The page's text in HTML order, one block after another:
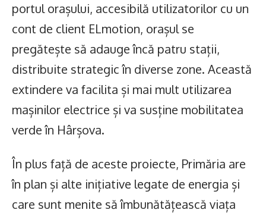
portul orașului, accesibilă utilizatorilor cu un
cont de client ELmotion, orașul se
pregătește să adauge încă patru stații,
distribuite strategic în diverse zone. Această
extindere va facilita și mai mult utilizarea
mașinilor electrice și va susține mobilitatea
verde în Hârșova.
În plus față de aceste proiecte, Primăria are
în plan și alte inițiative legate de energia și
care sunt menite să îmbunătățească viața